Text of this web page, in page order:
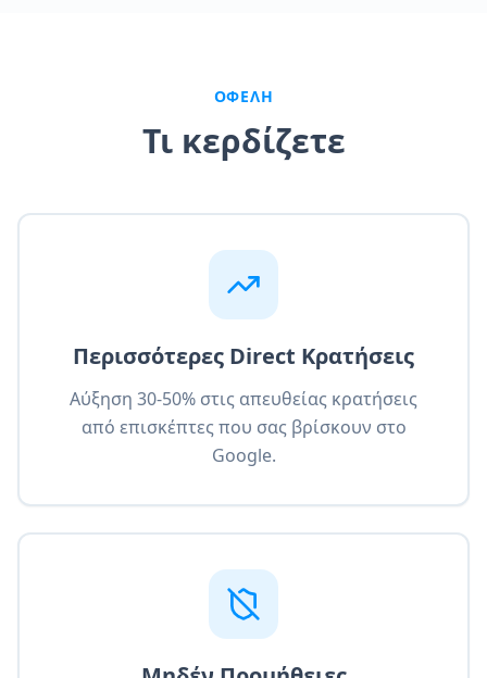
ΟΦΈΛΗ
Τι κερδίζετε
Περισσότερες Direct Κρατήσεις
Αύξηση 30-50% στις απευθείας κρατήσεις
από επισκέπτες που σας βρίσκουν στο
Google.